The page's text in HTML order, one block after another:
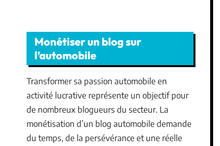
Monétiser un blog sur
l’automobile
Transformer sa passion automobile en
activité lucrative représente un objectif pour
de nombreux blogueurs du secteur. La
monétisation d’un blog automobile demande
du temps, de la persévérance et une réelle